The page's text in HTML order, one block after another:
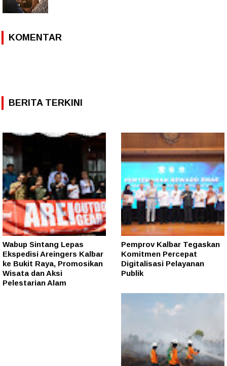
KOMENTAR
BERITA TERKINI
Wabup Sintang Lepas
Ekspedisi Areingers Kalbar
ke Bukit Raya, Promosikan
Wisata dan Aksi
Pelestarian Alam
Pemprov Kalbar Tegaskan
Komitmen Percepat
Digitalisasi Pelayanan
Publik